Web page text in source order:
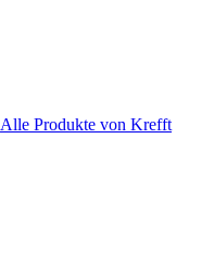
Alle Produkte von Krefft